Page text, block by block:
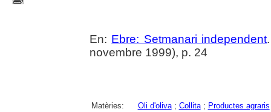
En: Ebre: Setmanari independent
novembre 1999), p. 24
Matèries: Oli d'oliva; Collita; Productes agraris